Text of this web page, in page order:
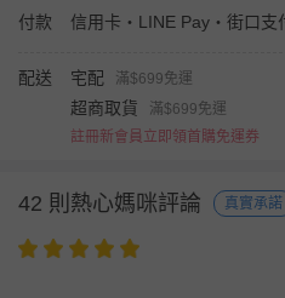
付款
配送 宅配 滿$699免運
超商取貨
滿$699免運
註冊新會員立即領首購免運券
42 則熱心媽咪評論 真實承諾